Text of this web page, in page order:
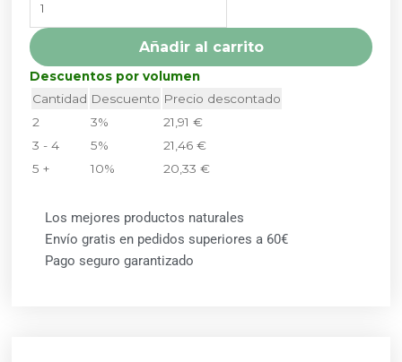
TONGIL
cantidad
Añadir al carrito
Descuentos por volumen
Cantidad Descuento Precio descontado
2
3% 21,91€
3 - 4
5% 21,46€
5 +
10% 20,33€
Los mejores productos naturales
Envío gratis en pedidos superiores a 60€
Pago seguro garantizado